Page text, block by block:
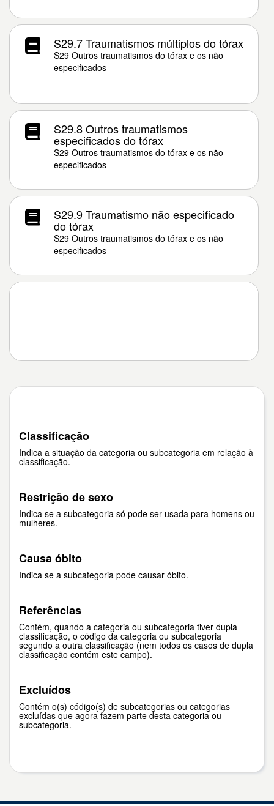
S29.7 Traumatismos múltiplos do tórax
S29 Outros traumatismos do tórax e os não
especificados
S29.8 Outros traumatismos
especificados do tórax
S29 Outros traumatismos do tórax e os não
especificados
S29.9 Traumatismo não especificado
do tórax
S29 Outros traumatismos do tórax e os não
especificados
Classificação
Indica a situação da categoria ou subcategoria em relação à
classificação.
Restrição de sexo
Indica se a subcategoria só pode ser usada para homens ou
mulheres.
Causa óbito
Indica se a subcategoria pode causar óbito.
Referências
Contém, quando a categoria ou subcategoria tiver dupla
classificação, o código da categoria ou subcategoria
segundo a outra classificação (nem todos os casos de dupla
classificação contém este campo).
Excluídos
Contém o(s) código(s) de subcategorias ou categorias
excluídas que agora fazem parte desta categoria ou
subcategoria.